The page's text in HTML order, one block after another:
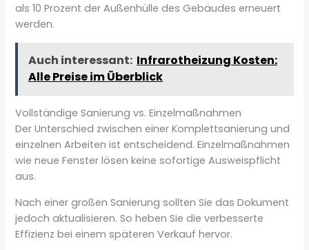
als 10 Prozent der Außenhülle des Gebäudes erneuert
werden.
Auch interessant: Infrarotheizung Kosten:
Alle Preise im Überblick
Vollständige Sanierung vs. Einzelmaßnahmen
Der Unterschied zwischen einer Komplettsanierung und
einzelnen Arbeiten ist entscheidend. Einzelmaßnahmen
wie neue Fenster lösen keine sofortige Ausweispflicht
aus.
Nach einer großen Sanierung sollten Sie das Dokument
jedoch aktualisieren. So heben Sie die verbesserte
Effizienz bei einem späteren Verkauf hervor.